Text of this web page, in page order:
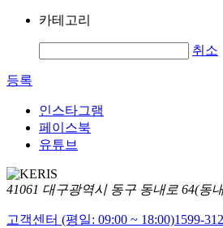
카테고리
취소
등록
인스타그램
페이스북
유튜브
41061 대구광역시 동구 동내로 64(동
고객센터 (평일: 09:00 ~ 18:00)1599-